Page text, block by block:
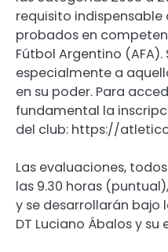
requisito
probados en
Fútbol Argentino (AFA).
especialmente a
en su poder. Para
fundamental la
del club: https://
Las evaluaciones,
las 9.30 horas
y se desarrollarán bajo
DT Luciano Ábalos y